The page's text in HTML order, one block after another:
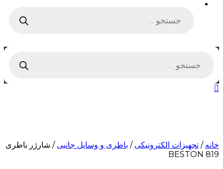
search
خانه / تجهیزات الکترونیکی / باطری و وسایل جانبی / شارژر باطری
BESTON 819